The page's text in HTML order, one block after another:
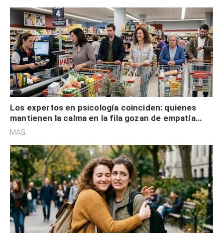
Los expertos en psicología coinciden: quienes
mantienen la calma en la fila gozan de empatía
cognitiva, gratitud y no solo tienen autocontrol
MAG.